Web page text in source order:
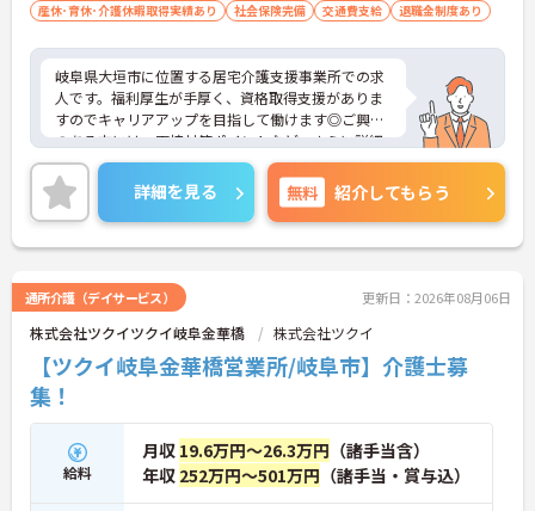
産休･育休･介護休暇取得実績あり
社会保険完備 交通費支給 退職金制度あり
岐阜県大垣市に位置する居宅介護支援事業所での求
人です。福利厚生が手厚く、資格取得支援がありま
すのでキャリアアップを目指して働けます◎ご興味
のある方には、面接対策ポイントなど、さらに詳細
をご案内しますのでお気軽にご相談ください！
詳細を見る 無料 紹介してもらう
通所介護（デイサービス） 更新日：2026年08月06日
株式会社ツクイツクイ岐阜金華橋 株式会社ツクイ
【ツクイ岐阜金華橋営業所/岐阜市】介護士募
集！
給料
月収 19.6万円～26.3万円 （諸手当含）
年収 252万円～501万円 （諸手当・賞与込）